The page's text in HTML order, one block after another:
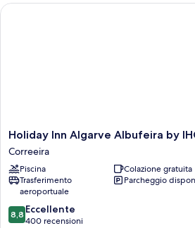
Holiday
Inn
Algarve
Albufeira
by
IHG
Correeira
Holiday Inn Algarve Albufeira by
Correeira
Piscina
Colazione gratuita
Trasferimento
aeroportuale
Parcheggio
8.8
su
8,8 Eccellente
400 recensioni
Holiday Inn Algarve Albufeira by IHG